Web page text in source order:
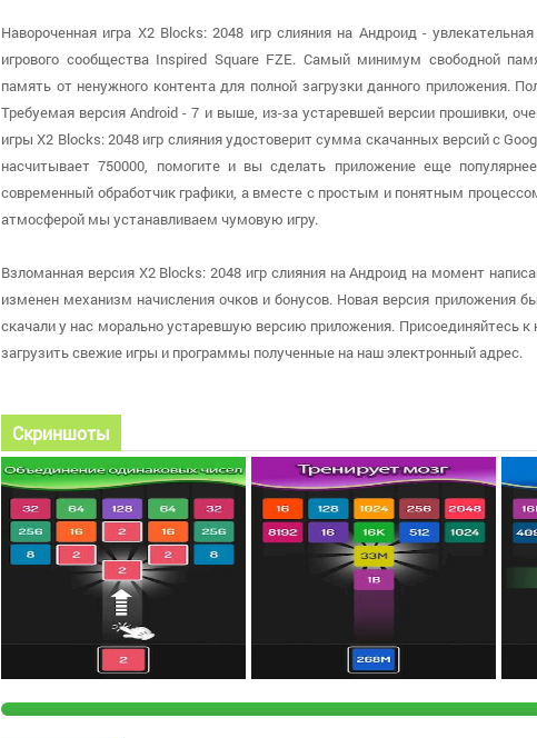
Навороченная игра X2 Blocks: 2048 игр слияния на Андроид -
игрового сообщества Inspired Square FZE. Самый минимум свободной
память от ненужного контента для полной загрузки данного приложения.
Требуемая версия Android - 7 и выше, из-за устаревшей версии прошивки,
игры X2 Blocks: 2048 игр слияния удостоверит сумма скачанных версий с
насчитывает 750000, помогите и вы сделать приложение еще
современный обработчик графики, а вместе с простым и понятным
атмосферой мы устанавливаем чумовую игру.
Взломанная версия X2 Blocks: 2048 игр слияния на Андроид на момент
изменен механизм начисления очков и бонусов. Новая версия приложения
скачали у нас морально устаревшую версию приложения. Присоединяйтесь
загрузить свежие игры и программы полученные на наш электронный адрес.
Скриншоты